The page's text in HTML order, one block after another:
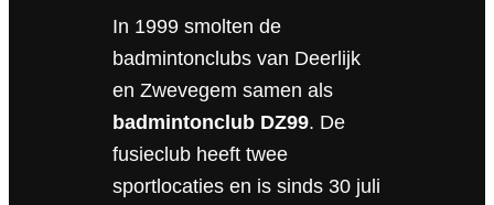
In 1999 smolten de
badmintonclubs van Deerlijk
en Zwevegem samen als
badmintonclub DZ99. De
fusieclub heeft twee
sportlocaties en is sinds 30 juli